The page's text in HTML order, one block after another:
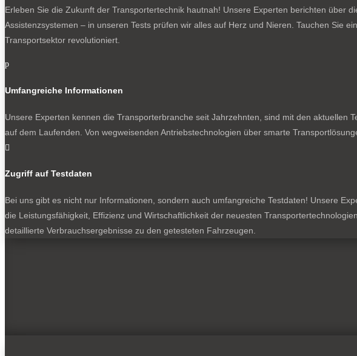
Erleben Sie die Zukunft der Transportertechnik hautnah! Unsere Experten berichten über
Assistenzsystemen – in unseren Tests prüfen wir alles auf Herz und Nieren. Tauchen Sie
Transportsektor revolutioniert.
p
Umfangreiche Informationen
Unsere Experten kennen die Transporterbranche seit Jahrzehnten, sind mit den
auf dem Laufenden. Von wegweisenden Antriebstechnologien über smarte

Zugriff auf Testdaten
Bei uns gibt es nicht nur Informationen, sondern auch umfangreiche Testdaten! Unsere
die Leistungsfähigkeit, Effizienz und Wirtschaftlichkeit der neuesten
detaillierte Verbrauchsergebnisse zu den getesteten Fahrzeugen.